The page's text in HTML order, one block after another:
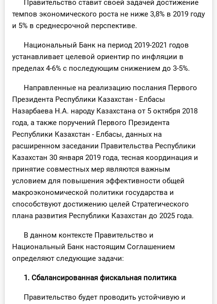
Правительство ставит своей задачей достижение
темпов экономического роста не ниже 3,8% в 2019 году
и 5% в среднесрочной перспективе.
Национальный Банк на период 2019-2021 годов
устанавливает целевой ориентир по инфляции в
пределах 4-6% с последующим снижением до 3-5%.
Направленные на реализацию послания Первого
Президента Республики Казахстан - Елбасы
Назарбаева Н.А. народу Казахстана от 5 октября 2018
года, а также поручений Первого Президента
Республики Казахстан - Елбасы, данных на
расширенном заседании Правительства Республики
Казахстан 30 января 2019 года, тесная координация и
принятие совместных мер являются важным
условием для повышения эффективности общей
макроэкономической политики государства и
способствуют достижению целей Стратегического
плана развития Республики Казахстан до 2025 года.
В данном контексте Правительство и
Национальный Банк настоящим Соглашением
определяют следующие задачи:
1. Сбалансированная фискальная политика
Правительство будет проводить устойчивую и